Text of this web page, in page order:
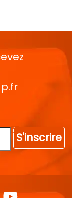
S'inscrire